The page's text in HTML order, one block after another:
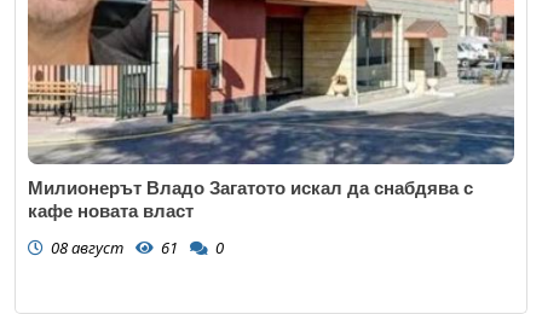
Милионерът Владо Загатото искал да снабдява с
кафе новата власт
08 август 61 0